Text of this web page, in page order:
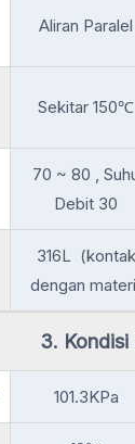
Aliran Paralel
Sekitar 150℃
70 ~ 80 ,
Debit 30
316L (kontak
dengan
3. Kondisi
101.3KPa